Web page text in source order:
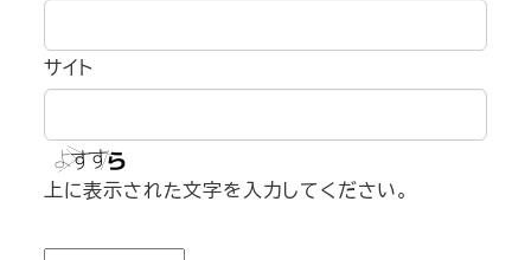
サイト
上に表示された文字を入力してください。